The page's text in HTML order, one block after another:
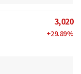
3,020
+29.89%